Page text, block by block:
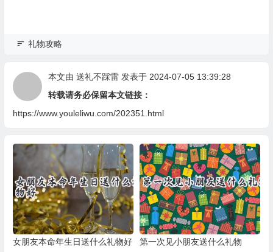
礼物攻略
本文由 送礼不踩雷发表于 2024-07-05 13:39:28
转载请务必保留本文链接：
https://www.youleliwu.com/202351.html
女朋友本命年生日送什么礼物好 第一次见小朋友送什么礼物